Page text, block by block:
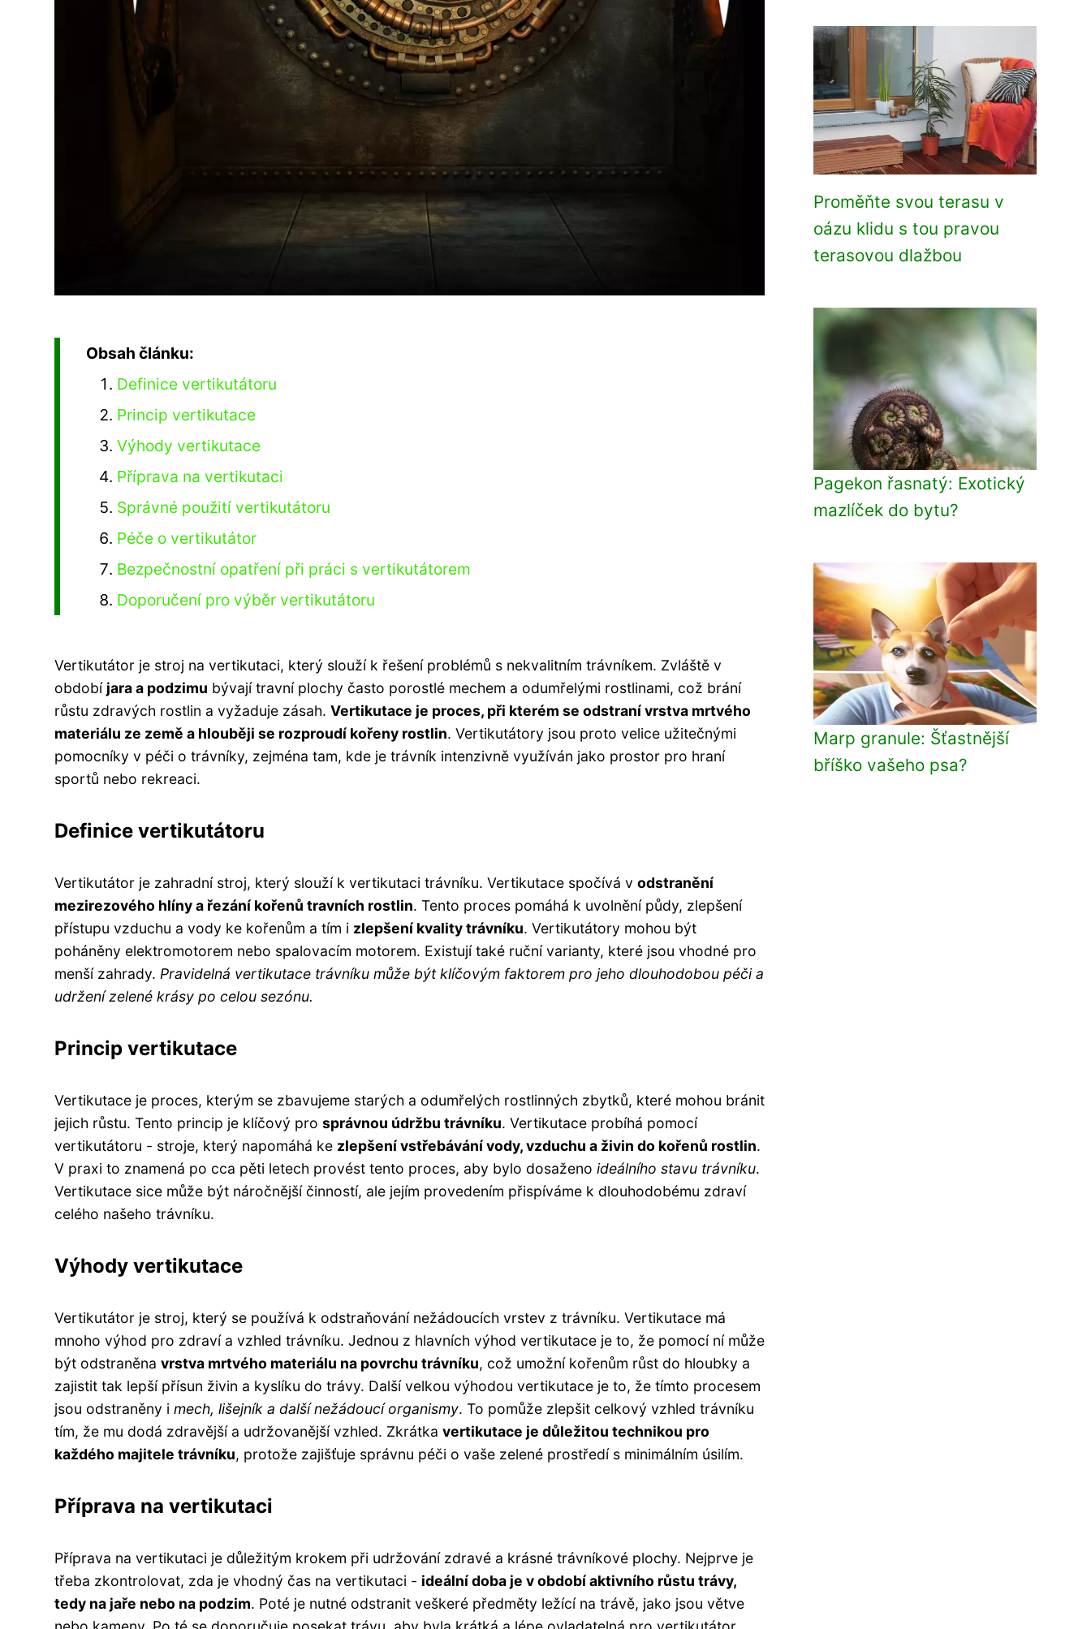
Obsah článku:
Definice vertikutátoru
Princip vertikutace
Výhody vertikutace
Příprava na vertikutaci
Správné použití vertikutátoru
Péče o vertikutátor
Bezpečnostní opatření při práci s vertikutátorem
Doporučení pro výběr vertikutátoru
Vertikutátor je stroj na vertikutaci, který slouží k řešení problémů s nekvalitním trávníkem. Zvláště v
období jara a podzimu bývají travní plochy často porostlé mechem a odumřelými rostlinami, což brání
růstu zdravých rostlin a vyžaduje zásah. Vertikutace je proces, při kterém se odstraní vrstva mrtvého
materiálu ze země a hlouběji se rozproudí kořeny rostlin. Vertikutátory jsou proto velice užitečnými
pomocníky v péči o trávníky, zejména tam, kde je trávník intenzivně využíván jako prostor pro hraní
sportů nebo rekreaci.
Definice vertikutátoru
Vertikutátor je zahradní stroj, který slouží k vertikutaci trávníku. Vertikutace spočívá v odstranění
mezirezového hlíny a řezání kořenů travních rostlin. Tento proces pomáhá k uvolnění půdy, zlepšení
přístupu vzduchu a vody ke kořenům a tím i zlepšení kvality trávníku. Vertikutátory mohou být
poháněny elektromotorem nebo spalovacím motorem. Existují také ruční varianty, které jsou vhodné pro
menší zahrady. Pravidelná vertikutace trávníku může být klíčovým faktorem pro jeho dlouhodobou péči a
udržení zelené krásy po celou sezónu.
Princip vertikutace
Vertikutace je proces, kterým se zbavujeme starých a odumřelých rostlinných zbytků, které mohou bránit
jejich růstu. Tento princip je klíčový pro správnou údržbu trávníku. Vertikutace probíhá pomocí
vertikutátoru - stroje, který napomáhá ke zlepšení vstřebávání vody, vzduchu a živin do kořenů rostlin.
V praxi to znamená po cca pěti letech provést tento proces, aby bylo dosaženo ideálního stavu trávníku.
Vertikutace sice může být náročnější činností, ale jejím provedením přispíváme k dlouhodobému zdraví
celého našeho trávníku.
Výhody vertikutace
Vertikutátor je stroj, který se používá k odstraňování nežádoucích vrstev z trávníku. Vertikutace má
mnoho výhod pro zdraví a vzhled trávníku. Jednou z hlavních výhod vertikutace je to, že pomocí ní může
být odstraněna vrstva mrtvého materiálu na povrchu trávníku, což umožní kořenům růst do hloubky a
zajistit tak lepší přísun živin a kyslíku do trávy. Další velkou výhodou vertikutace je to, že tímto procesem
jsou odstraněny i mech, lišejník a další nežádoucí organismy. To pomůže zlepšit celkový vzhled trávníku
tím, že mu dodá zdravější a udržovanější vzhled. Zkrátka vertikutace je důležitou technikou pro
každého majitele trávníku, protože zajišťuje správnu péči o vaše zelené prostředí s minimálním úsilím.
Příprava na vertikutaci
Příprava na vertikutaci je důležitým krokem při udržování zdravé a krásné trávníkové plochy. Nejprve je
třeba zkontrolovat, zda je vhodný čas na vertikutaci - ideální doba je v období aktivního růstu trávy,
tedy na jaře nebo na podzim. Poté je nutné odstranit veškeré předměty ležící na trávě, jako jsou větve
Proměňte svou terasu v
oázu klidu s tou pravou
terasovou dlažbou
Pagekon řasnatý: Exotický
mazlíček do bytu?
Marp granule: Šťastnější
bříško vašeho psa?